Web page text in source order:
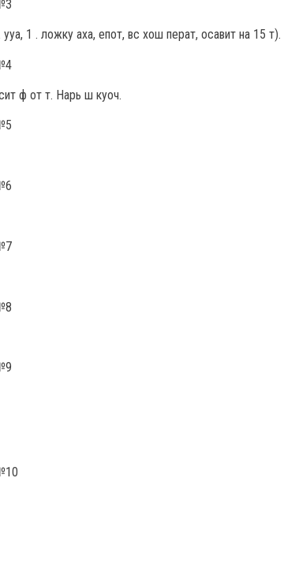
1 . ложку аха, епот, вс хош перат, осавит на 15 т).
ф от т. Нарь ш куоч.